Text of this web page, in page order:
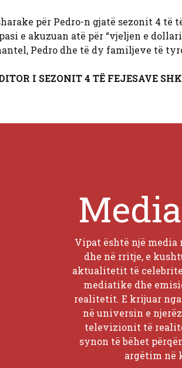
për Pedro-n gjatë sezonit 4 të
e akuzuan atë për “vjeljen e
Pedro dhe të dy familjeve të
I SEZONIT 4 TË FEJESAVE
Vipat është një
dhe në rritje, e
aktualitetit të
mediatike dhe
realitetit. E krijuar
në universin e
televizionit të
synon të bëhet
argëtim në